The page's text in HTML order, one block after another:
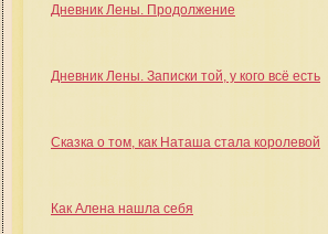
Дневник Лены. Продолжение
Дневник Лены. Записки той, у кого всё есть
Сказка о том, как Наташа стала королевой
Как Алена нашла себя